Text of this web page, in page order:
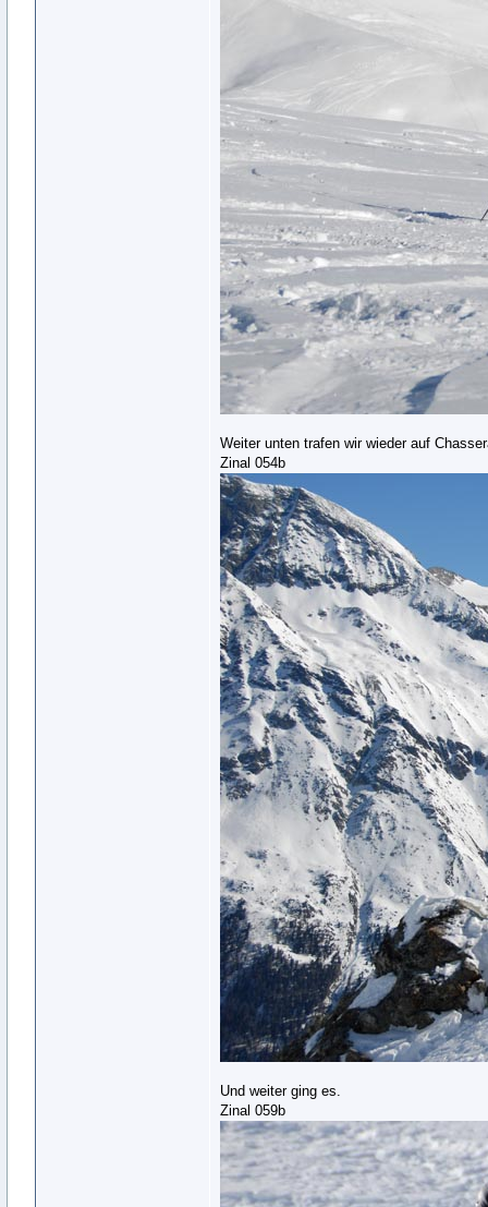
Weiter unten trafen wir wieder auf
Zinal 054b
Und weiter ging es.
Zinal 059b